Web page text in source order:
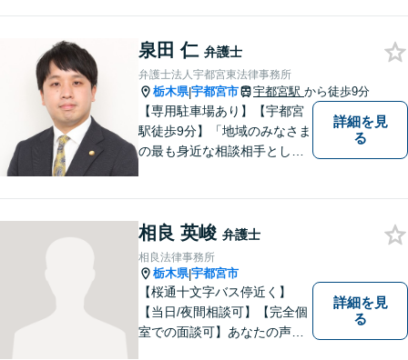
合わせください。
泉田 仁 弁護士
弁護士法人宇都宮東法律事務所
栃木県|宇都宮市 宇都宮駅 から徒歩9分
【専用駐車場あり】【宇都宮
駅徒歩9分】「地域のみなさま
の最も身近な相談相手として
通事故／遺産相続／借金問題
／企業法務／離婚問題などさ
まざまな分野に力を入れてお
ります。
詳細を見
る
相良 英峻 弁護士
相良法律事務所
栃木県|宇都宮市
【桜通十文字バス停近く】
【当日/夜間相談可】【完全個
室での面談可】あなたの声を
詳細を見
る